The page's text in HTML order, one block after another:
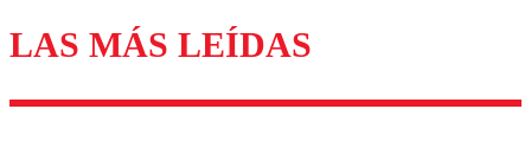
Enviar comentario
LAS MÁS LEÍDAS